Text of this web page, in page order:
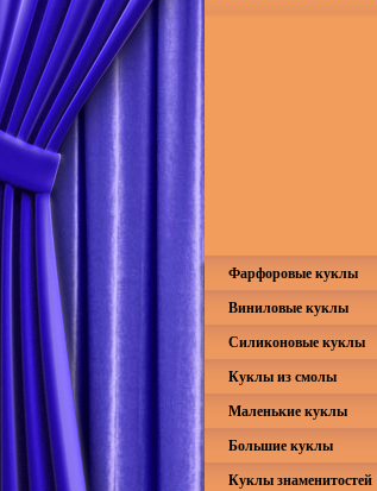
Фарфоровые куклы
Виниловые куклы
Силиконовые куклы
Куклы из смолы
Маленькие куклы
Большие куклы
Куклы знаменитостей